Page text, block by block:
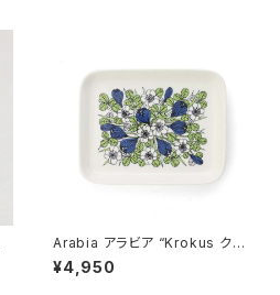
Arabia アラビア “Krokus クロ
ッカス” プレート 15x19cm
¥4,950